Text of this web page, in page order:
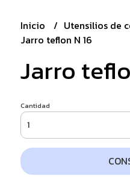
Inicio Utensilios de
Jarro teflon N 16
Jarro
Cantidad